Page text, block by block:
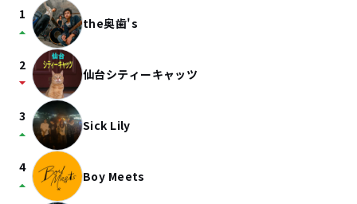
1
arrow_drop_up the奥歯's
2
arrow_drop_down 仙台シティーキャッツ
3
arrow_drop_up Sick Lily
4
arrow_drop_up Boy Meets